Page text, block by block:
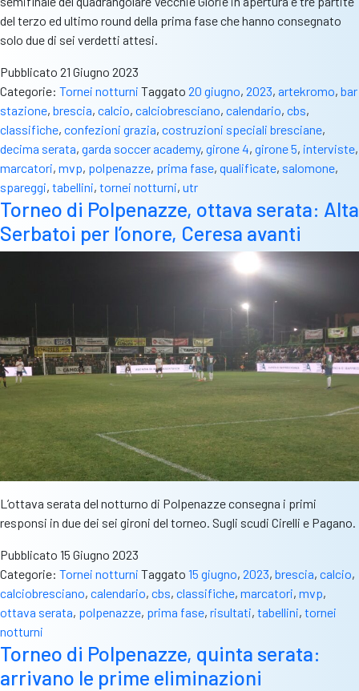
del terzo ed ultimo round della prima fase che hanno consegnato
solo due di sei verdetti attesi.
Pubblicato 21 Giugno 2023
Categorie: Tornei notturni Taggato 20 giugno, 2023, artekromo, bar
stazione, brescia, calcio, calciobresciano, calendario, cbs,
classifiche, confezioni grazia, costruzioni speciali bresciane,
decima serata, garda soccer academy, girone 4, girone 5, interviste,
marcatori, mvp, polpenazze, prima fase, qualificate, salomone,
spareggi, tabellini, tornei notturni, utr
Torneo di Polpenazze, ottava serata: Alta
Serbatoi per l’onore, Ceresa avanti
L’ottava serata del notturno di Polpenazze consegna i primi
responsi in due dei sei gironi del torneo. Sugli scudi Cirelli e Pagano.
Pubblicato 15 Giugno 2023
Categorie: Tornei notturni Taggato 15 giugno, 2023, brescia, calcio,
calciobresciano, calendario, cbs, classifiche, marcatori, mvp,
ottava serata, polpenazze, prima fase, risultati, tabellini, tornei
notturni
Torneo di Polpenazze, quinta serata:
arrivano le prime eliminazioni